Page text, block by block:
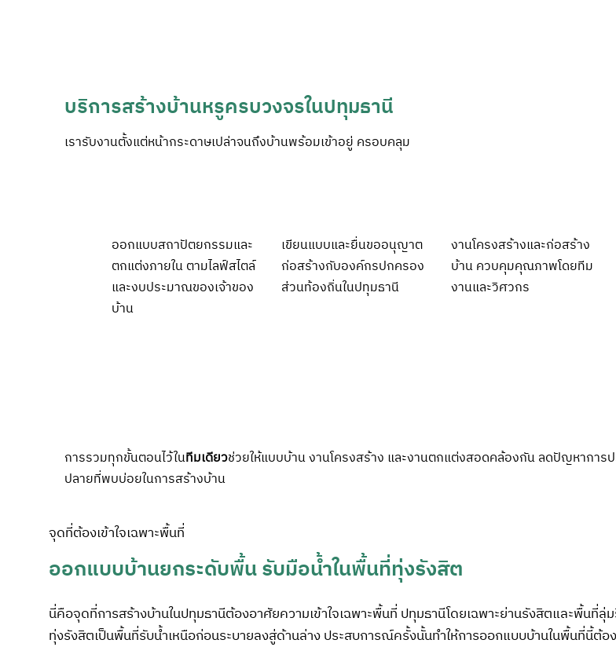
บริการสร้างบ้านหรูครบวงจรในปทุมธานี
เรารับงานตั้งแต่หน้ากระดาษเปล่าจนถึงบ้านพร้อมเข้าอยู่ ครอบคลุม
ออกแบบสถาปัตยกรรมและ
ตกแต่งภายใน ตามไลฟ์สไตล์
และงบประมาณของเจ้าของ
บ้าน
เขียนแบบและยื่นขออนุญาต
ก่อสร้างกับองค์กรปกครอง
ส่วนท้องถิ่นในปทุมธานี
งานโครงสร้างและก่อสร้าง
บ้าน ควบคุมคุณภาพโดยทีม
งานและวิศวกร
การรวมทุกขั้นตอนไว้ในทีมเดียวช่วยให้แบบบ้าน งานโครงสร้าง และงานตกแต่งสอดคล้องกัน ลดปัญหาการ
ปลายที่พบบ่อยในการสร้างบ้าน
จุดที่ต้องเข้าใจเฉพาะพื้นที่
ออกแบบบ้านยกระดับพื้น รับมือน้ำในพื้นที่ทุ่งรังสิต
นี่คือจุดที่การสร้างบ้านในปทุมธานีต้องอาศัยความเข้าใจเฉพาะพื้นที่ ปทุมธานีโดยเฉพาะย่านรังสิตและพื้น
ทุ่งรังสิตเป็นพื้นที่รับน้ำเหนือก่อนระบายลงสู่ด้านล่าง ประสบการณ์ครั้งนั้นทำให้การออกแบบบ้านในพื้นที่นี้ต้